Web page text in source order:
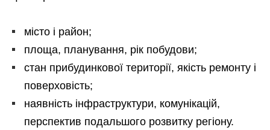
місто і район;
площа, планування, рік побудови;
стан прибудинкової території, якість ремонту і
поверховість;
наявність інфраструктури, комунікацій,
перспектив подальшого розвитку регіону.